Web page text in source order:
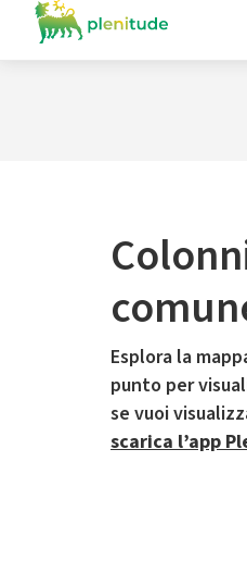
Esplora la
punto per
se vuoi
scarica l’app